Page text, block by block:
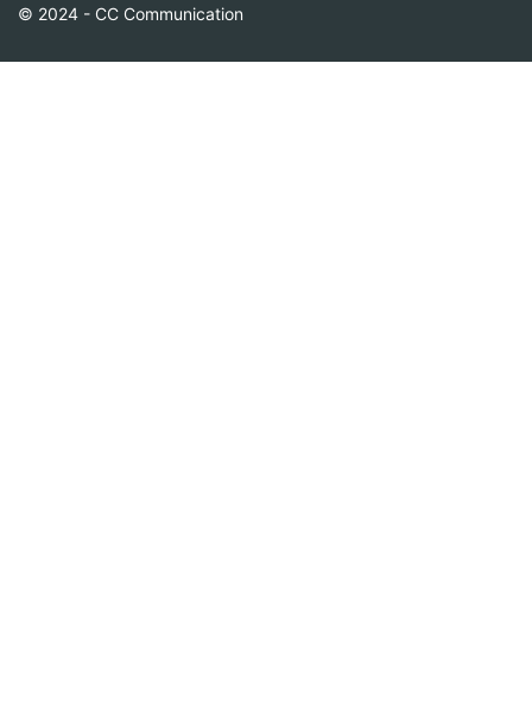
© 2024 - CC Communication